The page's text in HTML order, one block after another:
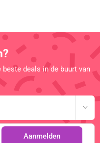
deals in de buurt van
Aanmelden